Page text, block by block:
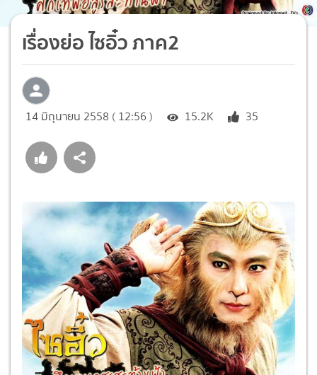
เรื่องย่อ ไซอิ๋ว ภาค2
14 มิถุนายน 2558 ( 12:56 ) 15.2K 35